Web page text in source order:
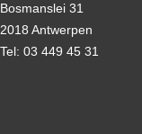
Bosmanslei 31
2018 Antwerpen
Tel: 03 449 45 31